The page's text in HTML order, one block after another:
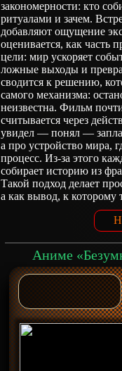
закономерности: кто
ритуалами и зачем.
добавляют ощущение
оценивается, как часть
цели: мир ускоряет
ложные выходы и
сводится к решению,
самого механизма:
неизвестна. Фильм
считывается через
увидел — понял —
а про устройство мира,
процесс. Из‑за этого
собирает историю из
Такой подход делает
а как вывод, к которому
Аниме